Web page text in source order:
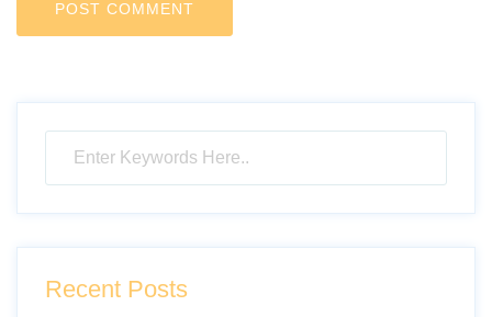
Recent Posts